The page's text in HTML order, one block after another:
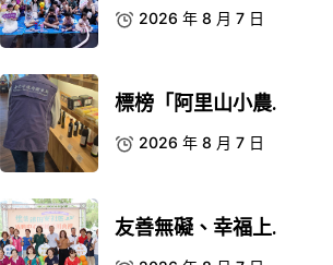
2026 年 8 月 7 日
標榜「阿里山小農.
2026 年 8 月 7 日
友善無礙、幸福上.